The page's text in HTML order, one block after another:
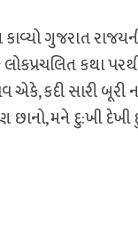
ગુજરાત
કથા
કદી સારી
છાનો, મને દુ:ખી